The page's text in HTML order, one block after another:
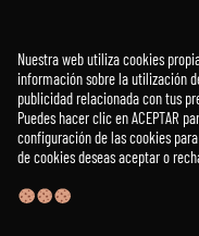
Nuestra web utiliza cookies
información sobre la utilización
publicidad relacionada con tus
Puedes hacer clic en ACEPTAR
configuración de las cookies
de cookies deseas aceptar o